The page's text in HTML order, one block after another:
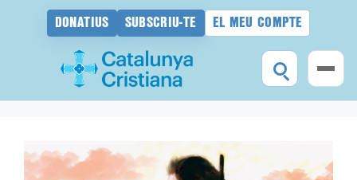
DONATIUS SUBSCRIU-TE EL MEU COMPTE
contingut